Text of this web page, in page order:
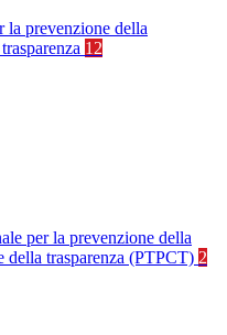
la prevenzione della
12
per la prevenzione della
della trasparenza (PTPCT) 2